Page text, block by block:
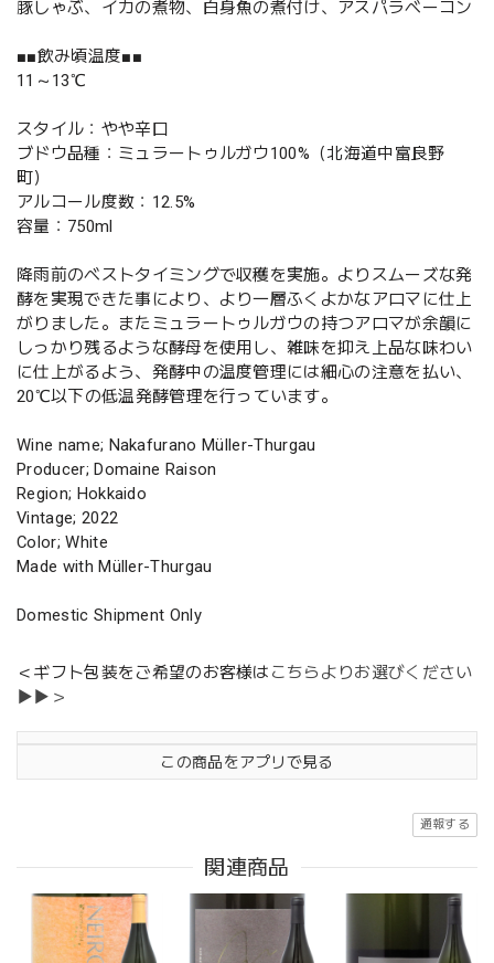
豚しゃぶ、イカの煮物、白身魚の煮付け、アスパラベーコン
■■飲み頃温度■■
11～13℃
スタイル：やや辛口
ブドウ品種：ミュラートゥルガウ100%（北海道中富良野
町）
アルコール度数：12.5%
容量：750ml
降雨前のベストタイミングで収穫を実施。よりスムーズな発
酵を実現できた事により、より一層ふくよかなアロマに仕上
がりました。またミュラートゥルガウの持つアロマが余韻に
しっかり残るような酵母を使用し、雑味を抑え上品な味わい
に仕上がるよう、発酵中の温度管理には細心の注意を払い、
20℃以下の低温発酵管理を行っています。
Wine name; Nakafurano Müller-Thurgau
Producer; Domaine Raison
Region; Hokkaido
Vintage; 2022
Color; White
Made with Müller-Thurgau
Domestic Shipment Only
＜ギフト包装をご希望のお客様は こちらよりお選びください
▶▶＞
この商品をアプリで見る
通報する
関連商品